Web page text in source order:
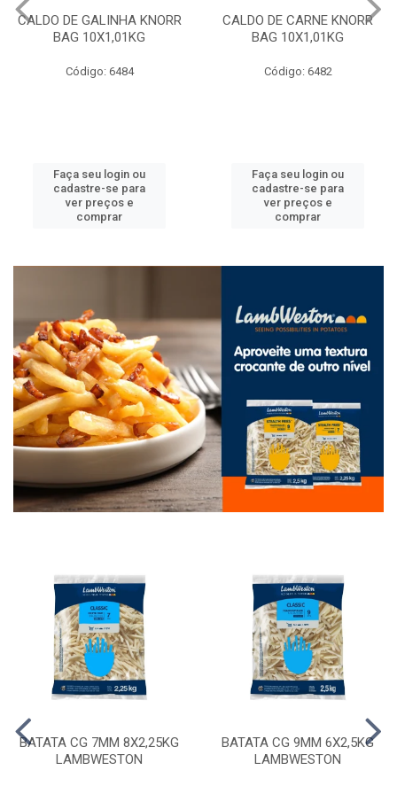
CALDO DE GALINHA KNORR
BAG 10X1,01KG
Código: 6484
Faça seu login ou
cadastre-se para
ver preços e
comprar
CALDO DE CARNE KNORR
BAG 10X1,01KG
Código: 6482
Faça seu login ou
cadastre-se para
ver preços e
comprar
BATATA CG 7MM 8X2,25KG
LAMBWESTON
BATATA CG 9MM 6X2,5KG
LAMBWESTON